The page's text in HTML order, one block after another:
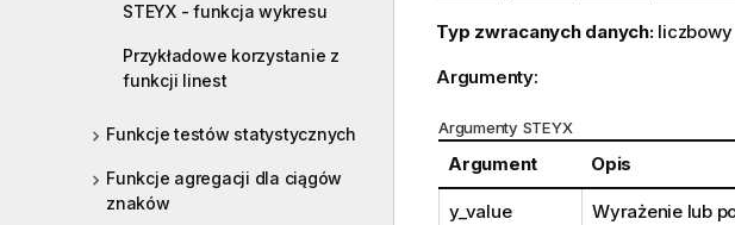
STEYX - funkcja wykresu
Przykładowe korzystanie z
funkcji linest
Funkcje testów statystycznych
Funkcje agregacji dla ciągów
znaków
Typ zwracanych danych: liczbowy
Argumenty:
Argumenty STEYX
Argument Opis
y_value Wyrażenie lub